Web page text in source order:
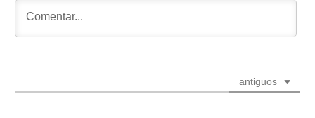
antiguos